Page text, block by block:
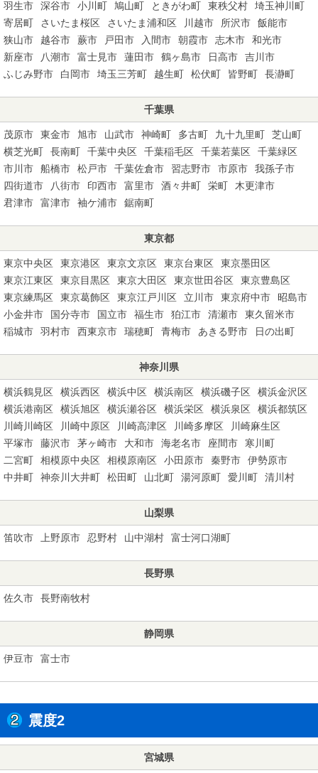
羽生市 深谷市 小川町 鳩山町 ときがわ町 東秩父村
埼玉神川町
寄居町
さいたま桜区 さいたま浦和区 川越市 所沢市
飯能市
狭山市
越谷市 蕨市 戸田市 入間市 朝霞市 志木市
和光市
新座市
八潮市 富士見市 蓮田市 鶴ヶ島市 日高市
吉川市
ふじみ野市
白岡市 埼玉三芳町 越生町 松伏町 皆野町 長瀞町
千葉県
茂原市 東金市 旭市 山武市 神崎町 多古町 九十九里町
芝山町
横芝光町
長南町 千葉中央区 千葉稲毛区 千葉若葉区
千葉緑区
市川市
船橋市 松戸市 千葉佐倉市 習志野市 市原市
我孫子市
四街道市
八街市 印西市 富里市 酒々井町 栄町
木更津市
君津市
富津市 袖ケ浦市 鋸南町
東京都
東京中央区 東京港区 東京文京区 東京台東区
東京墨田区
東京江東区
東京目黒区 東京大田区 東京世田谷区
東京豊島区
東京練馬区
東京葛飾区 東京江戸川区 立川市 東京府中市
昭島市
小金井市
国分寺市 国立市 福生市 狛江市 清瀬市
東久留米市
稲城市
羽村市 西東京市 瑞穂町 青梅市 あきる野市 日の出町
神奈川県
横浜鶴見区 横浜西区 横浜中区 横浜南区 横浜磯子区
横浜金沢区
横浜港南区
横浜旭区 横浜瀬谷区 横浜栄区 横浜泉区
横浜都筑区
川崎川崎区
川崎中原区 川崎高津区 川崎多摩区
川崎麻生区
平塚市
藤沢市 茅ヶ崎市 大和市 海老名市 座間市
寒川町
二宮町
相模原中央区 相模原南区 小田原市 秦野市
伊勢原市
中井町
神奈川大井町 松田町 山北町 湯河原町 愛川町 清川村
山梨県
笛吹市 上野原市 忍野村 山中湖村 富士河口湖町
長野県
佐久市 長野南牧村
静岡県
伊豆市 富士市
震度2
宮城県